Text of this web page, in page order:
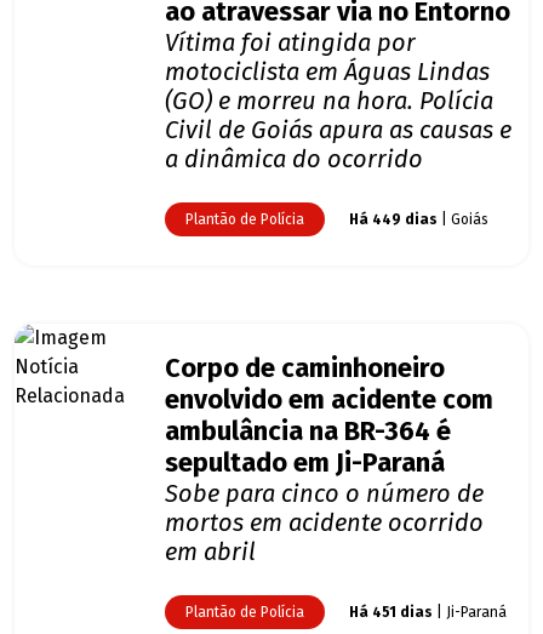
ao atravessar via no Entorno
Vítima foi atingida por
motociclista em Águas Lindas
(GO) e morreu na hora. Polícia
Civil de Goiás apura as causas e
a dinâmica do ocorrido
Plantão de Polícia Há 449 dias | Goiás
Corpo de caminhoneiro
envolvido em acidente com
ambulância na BR-364 é
sepultado em Ji-Paraná
Sobe para cinco o número de
mortos em acidente ocorrido
em abril
Plantão de Polícia Há 451 dias | Ji-Paraná